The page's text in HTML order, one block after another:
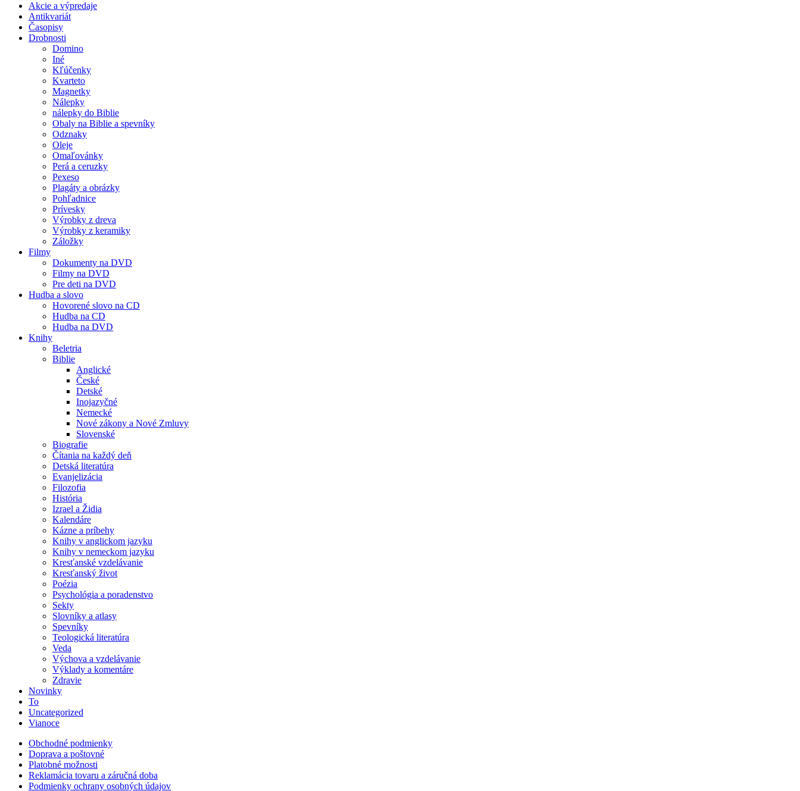
Akcie a výpredaje
Antikvariát
Časopisy
Drobnosti
Domino
Iné
Kľúčenky
Kvarteto
Magnetky
Nálepky
nálepky do Biblie
Obaly na Biblie a spevníky
Odznaky
Oleje
Omaľovánky
Perá a ceruzky
Pexeso
Plagáty a obrázky
Pohľadnice
Prívesky
Výrobky z dreva
Výrobky z keramiky
Záložky
Filmy
Dokumenty na DVD
Filmy na DVD
Pre deti na DVD
Hudba a slovo
Hovorené slovo na CD
Hudba na CD
Hudba na DVD
Knihy
Beletria
Biblie
Anglické
České
Detské
Inojazyčné
Nemecké
Nové zákony a Nové Zmluvy
Slovenské
Biografie
Čítania na každý deň
Detská literatúra
Evanjelizácia
Filozofia
História
Izrael a Židia
Kalendáre
Kázne a príbehy
Knihy v anglickom jazyku
Knihy v nemeckom jazyku
Kresťanské vzdelávanie
Kresťanský život
Poézia
Psychológia a poradenstvo
Sekty
Slovníky a atlasy
Spevníky
Teologická literatúra
Veda
Výchova a vzdelávanie
Výklady a komentáre
Zdravie
Novinky
To
Uncategorized
Vianoce
Obchodné podmienky
Doprava a poštovné
Platobné možnosti
Reklamácia tovaru a záručná doba
Podmienky ochrany osobných údajov